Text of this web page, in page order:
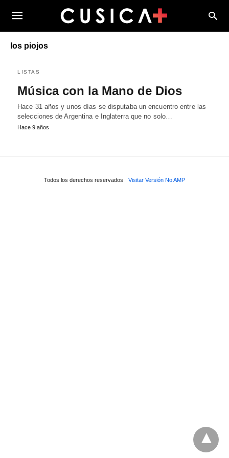
los piojos
LISTAS
Música con la Mano de Dios
Hace 31 años y unos días se disputaba un encuentro entre las
selecciones de Argentina e Inglaterra que no solo…
Hace 9 años
Todos los derechos reservados Visitar Versión No AMP